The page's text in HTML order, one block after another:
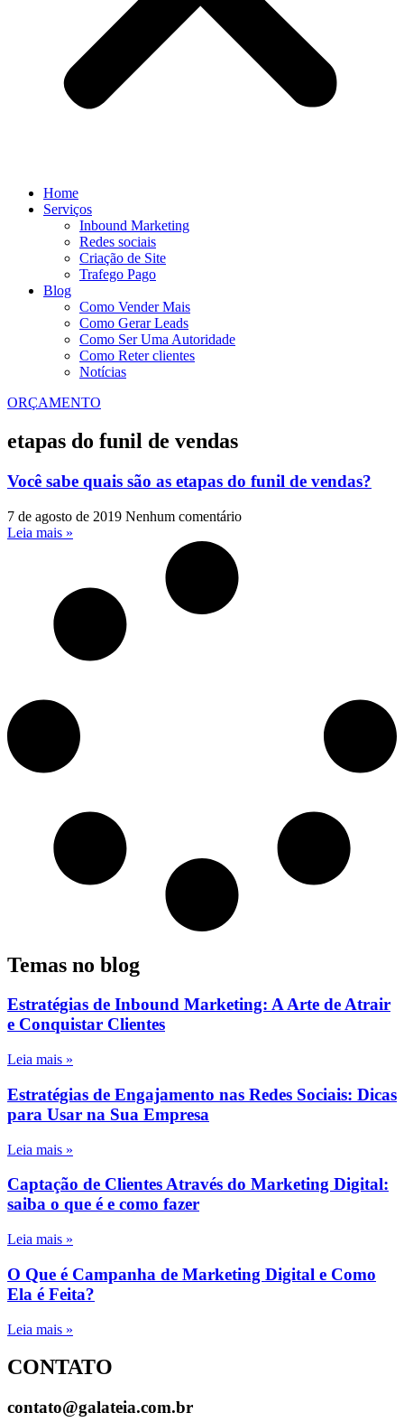
Home
Serviços
Inbound Marketing
Redes sociais
Criação de Site
Trafego Pago
Blog
Como Vender Mais
Como Gerar Leads
Como Ser Uma Autoridade
Como Reter clientes
Notícias
ORÇAMENTO
etapas do funil de vendas
Você sabe quais são as etapas do funil de vendas?
7 de agosto de 2019 Nenhum comentário
Leia mais »
Temas no blog
Estratégias de Inbound Marketing: A Arte de Atrair
e Conquistar Clientes
Leia mais »
Estratégias de Engajamento nas Redes Sociais: Dicas
para Usar na Sua Empresa
Leia mais »
Captação de Clientes Através do Marketing Digital:
saiba o que é e como fazer
Leia mais »
O Que é Campanha de Marketing Digital e Como
Ela é Feita?
Leia mais »
CONTATO
contato@galateia.com.br